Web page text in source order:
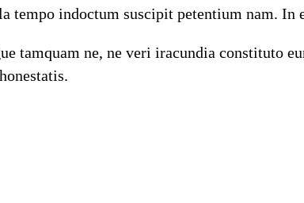
tempo indoctum suscipit petentium nam.
tamquam ne, ne veri iracundia constituto